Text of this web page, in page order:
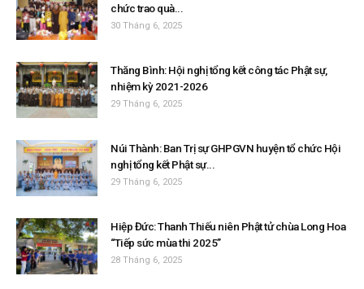
chức trao quà...
30 Tháng 6, 2025
Thăng Bình: Hội nghị tổng kết công tác Phật sự,
nhiệm kỳ 2021-2026
29 Tháng 6, 2025
Núi Thành: Ban Trị sự GHPGVN huyện tổ chức Hội
nghị tổng kết Phật sự...
29 Tháng 6, 2025
Hiệp Đức: Thanh Thiếu niên Phật tử chùa Long Hoa
“Tiếp sức mùa thi 2025”
28 Tháng 6, 2025